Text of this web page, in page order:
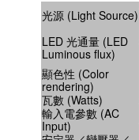
光源 (Light Source)
LED 光通量 (LED
Luminous flux)
顯色性 (Color
rendering)
瓦數 (Watts)
輸入電參數 (AC
Input)